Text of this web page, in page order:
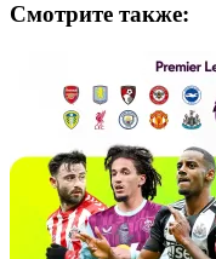
Смотрите также: